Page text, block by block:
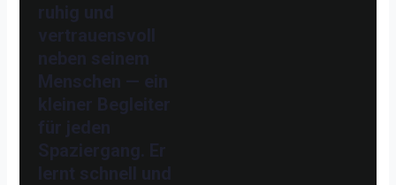
ruhig und
vertrauensvoll
neben seinem
Menschen — ein
kleiner Begleiter
für jeden
Spaziergang. Er
lernt schnell und